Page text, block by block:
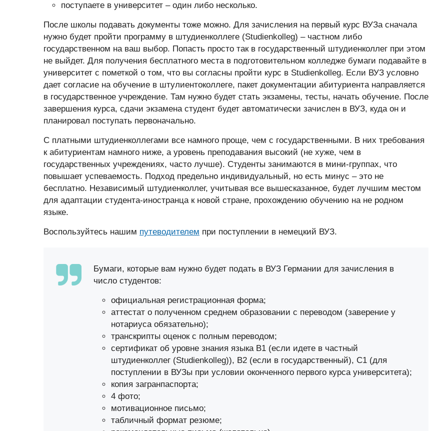
поступаете в университет – один либо несколько.
После школы подавать документы тоже можно. Для зачисления на первый курс ВУЗа сначала
нужно будет пройти программу в штудиенколлеге (Studienkolleg) – частном либо
государственном на ваш выбор. Попасть просто так в государственный штудиенколлег при этом
не выйдет. Для получения бесплатного места в подготовительном колледже бумаги подавайте в
университет с пометкой о том, что вы согласны пройти курс в Studienkolleg. Если ВУЗ условно
дает согласие на обучение в штулиентоколлеге, пакет документации абитуриента направляется
в государственное учреждение. Там нужно будет стать экзамены, тесты, начать обучение. После
завершения курса, сдачи экзамена студент будет автоматически зачислен в ВУЗ, куда он и
планировал поступать первоначально.
С платными штудиенколлегами все намного проще, чем с государственными. В них требования
к абитуриентам намного ниже, а уровень преподавания высокий (не хуже, чем в
государственных учреждениях, часто лучше). Студенты занимаются в мини-группах, что
повышает успеваемость. Подход предельно индивидуальный, но есть минус – это не
бесплатно. Независимый штудиенколлег, учитывая все вышесказанное, будет лучшим местом
для адаптации студента-иностранца к новой стране, прохождению обучению на не родном
языке.
Воспользуйтесь нашим путеводителем при поступлении в немецкий ВУЗ.
Бумаги, которые вам нужно будет подать в ВУЗ Германии для зачисления в
число студентов:
официальная регистрационная форма;
аттестат о полученном среднем образовании с переводом (заверение у
нотариуса обязательно);
транскрипты оценок с полным переводом;
сертификат об уровне знания языка В1 (если идете в частный
штудиенколлег (Studienkolleg)), В2 (если в государственный), С1 (для
поступлении в ВУЗы при условии оконченного первого курса университета);
копия загранпаспорта;
4 фото;
мотивационное письмо;
табличный формат резюме;